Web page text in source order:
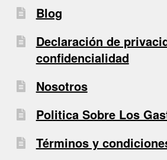
Blog
Declaración de
confidencialidad
Nosotros
Politica Sobre Los
Términos y